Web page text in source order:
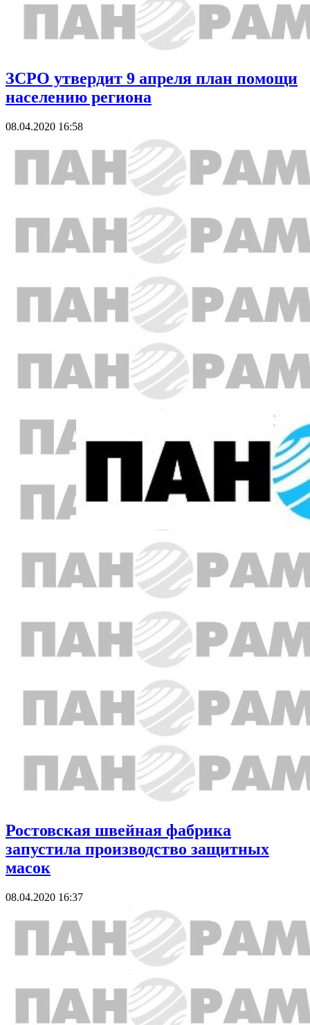
ЗСРО утвердит 9 апреля план помощи
населению региона
08.04.2020 16:58
Ростовская швейная фабрика
запустила производство защитных
масок
08.04.2020 16:37